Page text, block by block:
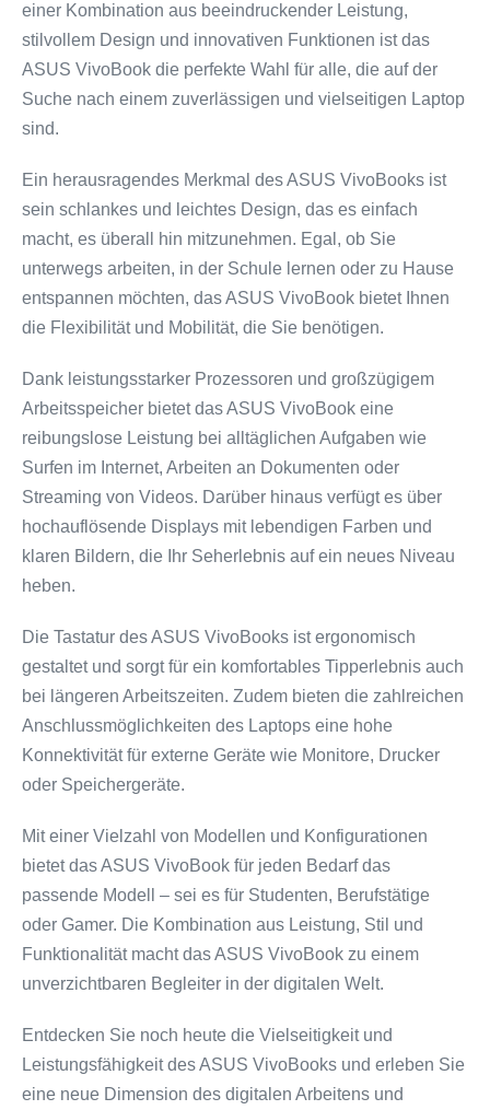
einer Kombination aus beeindruckender Leistung,
stilvollem Design und innovativen Funktionen ist das
ASUS VivoBook die perfekte Wahl für alle, die auf der
Suche nach einem zuverlässigen und vielseitigen Laptop
sind.
Ein herausragendes Merkmal des ASUS VivoBooks ist
sein schlankes und leichtes Design, das es einfach
macht, es überall hin mitzunehmen. Egal, ob Sie
unterwegs arbeiten, in der Schule lernen oder zu Hause
entspannen möchten, das ASUS VivoBook bietet Ihnen
die Flexibilität und Mobilität, die Sie benötigen.
Dank leistungsstarker Prozessoren und großzügigem
Arbeitsspeicher bietet das ASUS VivoBook eine
reibungslose Leistung bei alltäglichen Aufgaben wie
Surfen im Internet, Arbeiten an Dokumenten oder
Streaming von Videos. Darüber hinaus verfügt es über
hochauflösende Displays mit lebendigen Farben und
klaren Bildern, die Ihr Seherlebnis auf ein neues Niveau
heben.
Die Tastatur des ASUS VivoBooks ist ergonomisch
gestaltet und sorgt für ein komfortables Tipperlebnis auch
bei längeren Arbeitszeiten. Zudem bieten die zahlreichen
Anschlussmöglichkeiten des Laptops eine hohe
Konnektivität für externe Geräte wie Monitore, Drucker
oder Speichergeräte.
Mit einer Vielzahl von Modellen und Konfigurationen
bietet das ASUS VivoBook für jeden Bedarf das
passende Modell – sei es für Studenten, Berufstätige
oder Gamer. Die Kombination aus Leistung, Stil und
Funktionalität macht das ASUS VivoBook zu einem
unverzichtbaren Begleiter in der digitalen Welt.
Entdecken Sie noch heute die Vielseitigkeit und
Leistungsfähigkeit des ASUS VivoBooks und erleben Sie
eine neue Dimension des digitalen Arbeitens und